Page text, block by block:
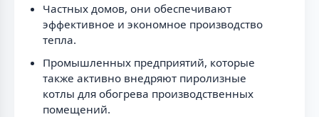
Частных домов, они обеспечивают
эффективное и экономное производство
тепла.
Промышленных предприятий, которые
также активно внедряют пиролизные
котлы для обогрева производственных
помещений.